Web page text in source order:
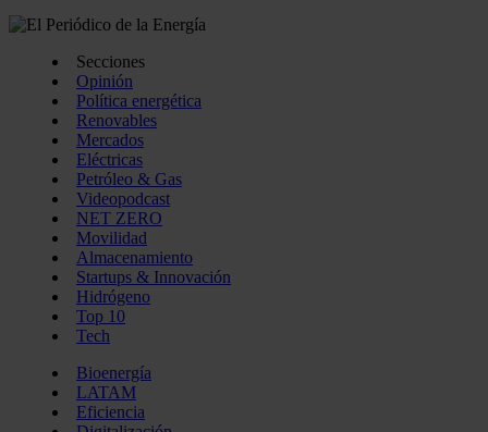
Secciones
Opinión
Política energética
Renovables
Mercados
Eléctricas
Petróleo & Gas
Videopodcast
NET ZERO
Movilidad
Almacenamiento
Startups & Innovación
Hidrógeno
Top 10
Tech
Bioenergía
LATAM
Eficiencia